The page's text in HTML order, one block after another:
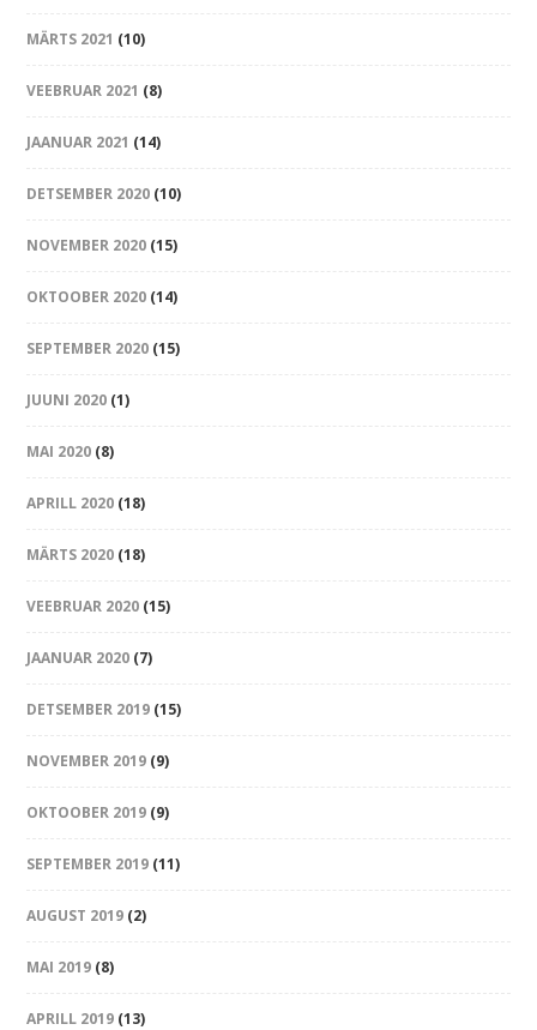
MÄRTS 2021 (10)
VEEBRUAR 2021 (8)
JAANUAR 2021 (14)
DETSEMBER 2020 (10)
NOVEMBER 2020 (15)
OKTOOBER 2020 (14)
SEPTEMBER 2020 (15)
JUUNI 2020 (1)
MAI 2020 (8)
APRILL 2020 (18)
MÄRTS 2020 (18)
VEEBRUAR 2020 (15)
JAANUAR 2020 (7)
DETSEMBER 2019 (15)
NOVEMBER 2019 (9)
OKTOOBER 2019 (9)
SEPTEMBER 2019 (11)
AUGUST 2019 (2)
MAI 2019 (8)
APRILL 2019 (13)